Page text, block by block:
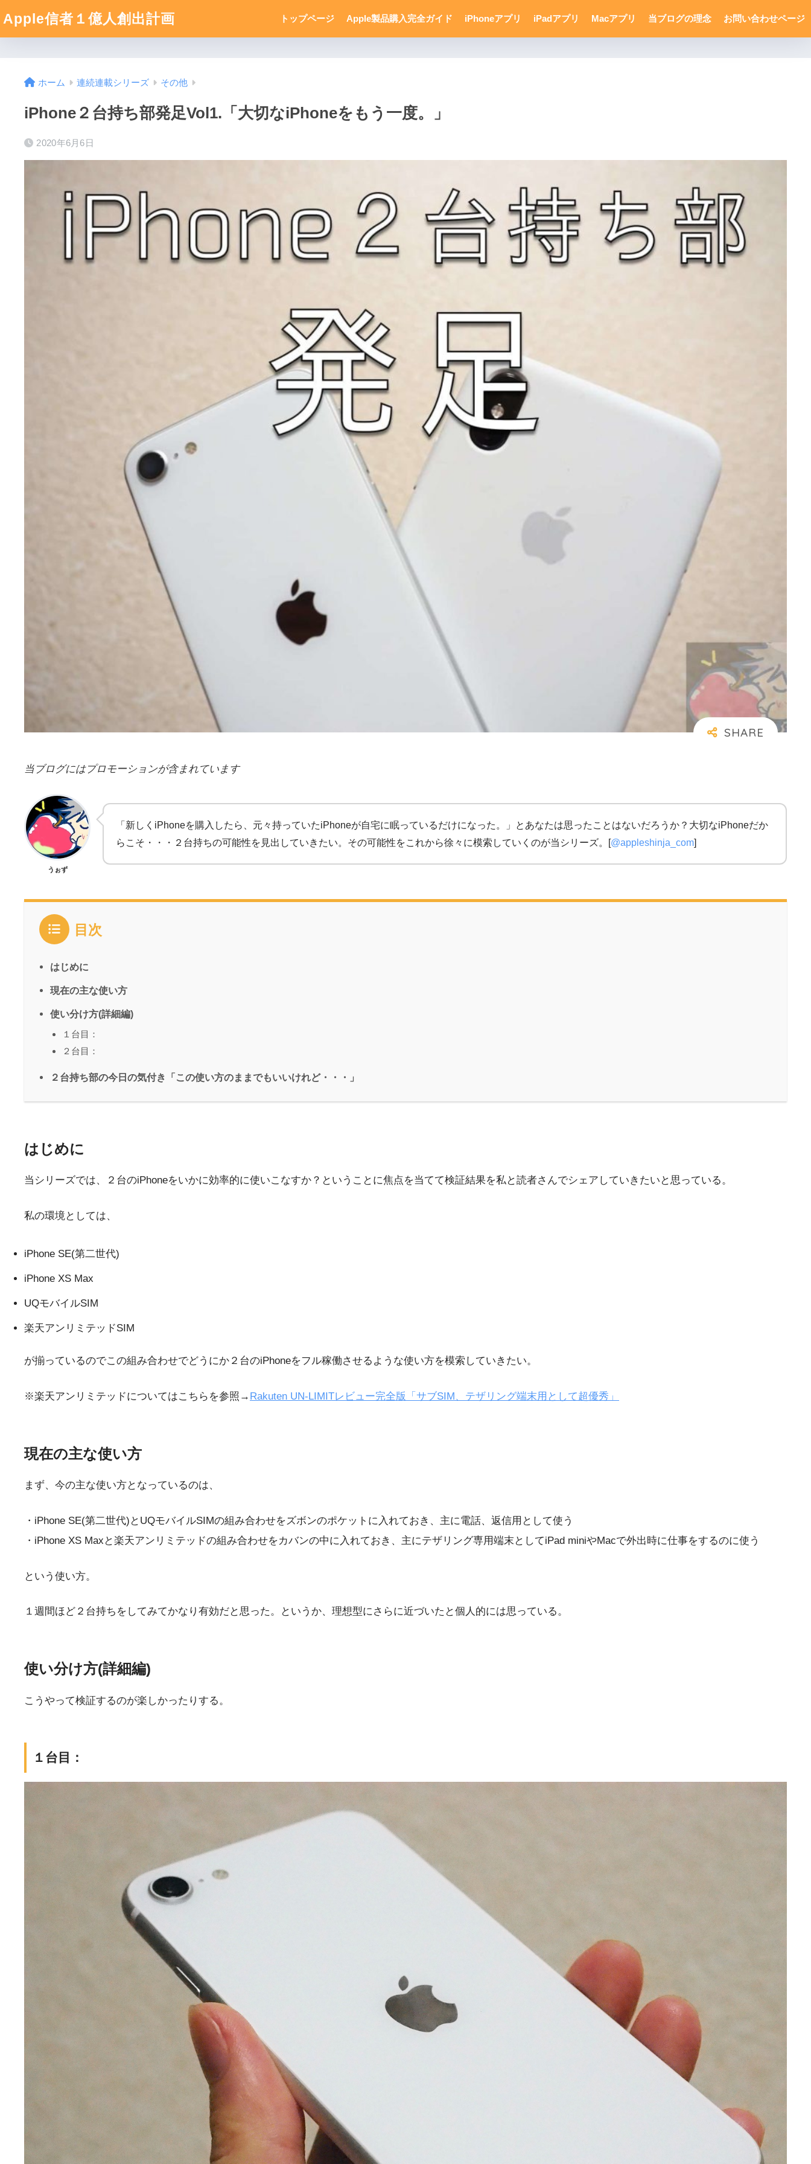
Apple信者１億人創出計画 トップページ Apple製品購入完全ガイド iPhoneアプリ iPadアプリ Macアプリ 当ブログの理念 お問い合わせページ
ホーム 連続連載シリーズ その他
iPhone２台持ち部発足Vol1.「大切なiPhoneをもう一度。」
2020年6月6日
当ブログにはプロモーションが含まれています
うぉず
「新しくiPhoneを購入したら、元々持っていたiPhoneが自宅に眠っているだけになった。」とあなたは思ったことはないだろうか？大切なiPhoneだか
らこそ・・・２台持ちの可能性を見出していきたい。その可能性をこれから徐々に模索していくのが当シリーズ。[@appleshinja_com]
目次
はじめに
現在の主な使い方
使い分け方(詳細編)
１台目：
２台目：
２台持ち部の今日の気付き「この使い方のままでもいいけれど・・・」
はじめに
当シリーズでは、２台のiPhoneをいかに効率的に使いこなすか？ということに焦点を当てて検証結果を私と読者さんでシェアしていきたいと思っている。
私の環境としては、
iPhone SE(第二世代)
iPhone XS Max
UQモバイルSIM
楽天アンリミテッドSIM
が揃っているのでこの組み合わせでどうにか２台のiPhoneをフル稼働させるような使い方を模索していきたい。
※楽天アンリミテッドについてはこちらを参照→ Rakuten UN-LIMITレビュー完全版「サブSIM、テザリング端末用として超優秀」
現在の主な使い方
まず、今の主な使い方となっているのは、
・iPhone SE(第二世代)とUQモバイルSIMの組み合わせをズボンのポケットに入れておき、主に電話、返信用として使う
・iPhone XS Maxと楽天アンリミテッドの組み合わせをカバンの中に入れておき、主にテザリング専用端末としてiPad miniやMacで外出時に仕事をするのに使う
という使い方。
１週間ほど２台持ちをしてみてかなり有効だと思った。というか、理想型にさらに近づいたと個人的には思っている。
使い分け方(詳細編)
こうやって検証するのが楽しかったりする。
１台目：